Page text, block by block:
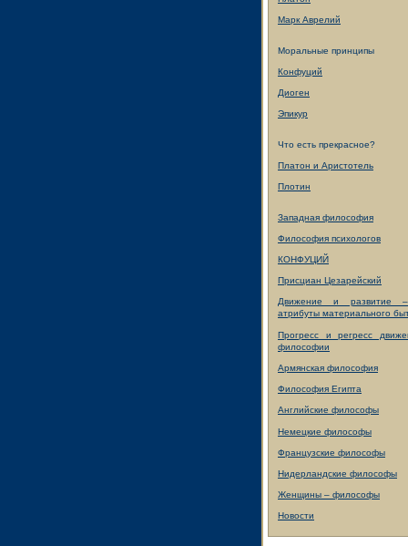
Марк Аврелий
Моральные принципы
Конфуций
Диоген
Эпикур
Что есть прекрасное?
Платон и Аристотель
Плотин
Западная философия
Философия психологов
КОНФУЦИЙ
Присциан Цезарейский
Движение и развитие
атрибуты материального
Прогресс и регресс
философии
Армянская философия
Философия Египта
Английские философы
Немецкие философы
Французские философы
Нидерландские философы
Женщины – философы
Новости